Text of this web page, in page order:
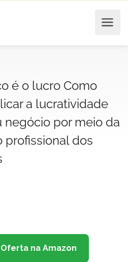
é o lucro Como
a lucratividade
negócio por meio da
profissional dos
Oferta na Amazon